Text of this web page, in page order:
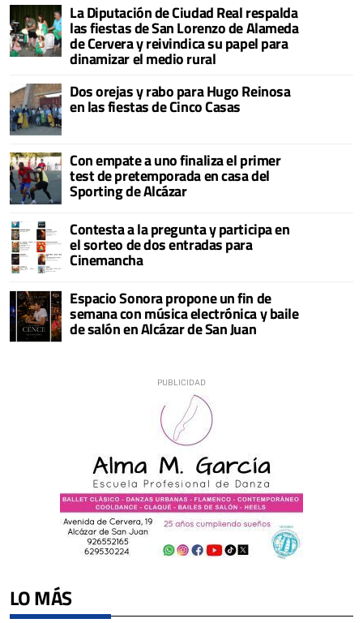
La Diputación de Ciudad Real respalda
las fiestas de San Lorenzo de Alameda
de Cervera y reivindica su papel para
dinamizar el medio rural
Dos orejas y rabo para Hugo Reinosa
en las fiestas de Cinco Casas
Con empate a uno finaliza el primer
test de pretemporada en casa del
Sporting de Alcázar
Contesta a la pregunta y participa en
el sorteo de dos entradas para
Cinemancha
Espacio Sonora propone un fin de
semana con música electrónica y baile
de salón en Alcázar de San Juan
LO MÁS